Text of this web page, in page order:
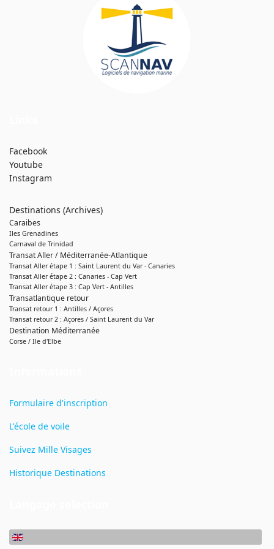
Facebook
Youtube
Instagram
Destinations (Archives)
Caraibes
Iles Grenadines
Carnaval de Trinidad
Transat Aller / Méditerranée-Atlantique
Transat Aller étape 1 : Saint Laurent du Var - Canaries
Transat Aller étape 2 : Canaries - Cap Vert
Transat Aller étape 3 : Cap Vert - Antilles
Transatlantique retour
Transat retour 1 : Antilles / Açores
Transat retour 2 : Açores / Saint Laurent du Var
Destination Méditerranée
Corse / Ile d'Elbe
Formulaire d'inscription
L'école de voile
Suivez Mille Visages
Historique Destinations
Select your language